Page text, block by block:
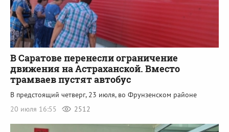
В Саратове перенесли ограничение
движения на Астраханской. Вместо
трамваев пустят автобус
В предстоящий четверг, 23 июля, во Фрунзенском районе
20 июля 16:55
2512